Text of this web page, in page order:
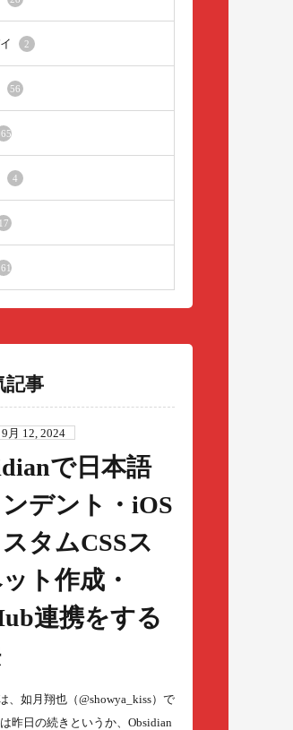
2
56
4
17
記事
9月 12, 2024
で日本語
デント・iOS
タムCSSス
ト作成・
連携をする
、如月翔也（@showya_kiss）で
昨日の続きというか、Obsidian